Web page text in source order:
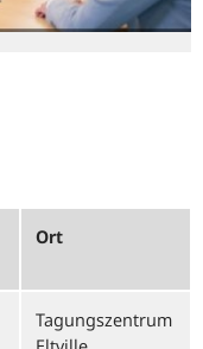
Ort
Tagungs­zentrum